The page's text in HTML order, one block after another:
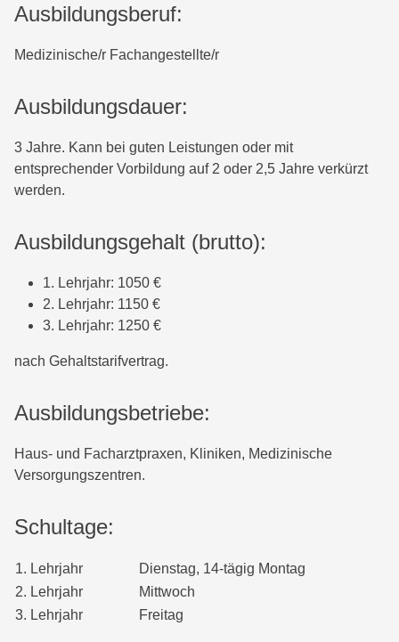
Ausbildungsberuf:
Medizinische/r Fachangestellte/r
Ausbildungsdauer:
3 Jahre. Kann bei guten Leistungen oder mit
entsprechender Vorbildung auf 2 oder 2,5 Jahre verkürzt
werden.
Ausbildungsgehalt (brutto):
1. Lehrjahr: 1050 €
2. Lehrjahr: 1150 €
3. Lehrjahr: 1250 €
nach Gehaltstarifvertrag.
Ausbildungsbetriebe:
Haus- und Facharztpraxen, Kliniken, Medizinische
Versorgungszentren.
Schultage:
1. Lehrjahr
Dienstag, 14-tägig Montag
2. Lehrjahr
Mittwoch
3. Lehrjahr
Freitag